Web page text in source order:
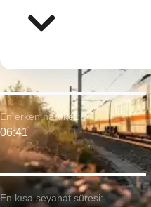
En kısa seyahat süresi:
En erken hareket:
06:41